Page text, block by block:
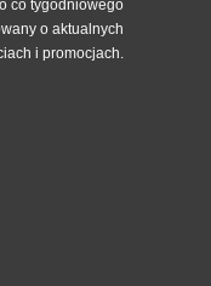
co tygodniowego
o aktualnych
i promocjach.